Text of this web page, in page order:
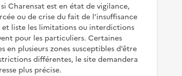
Charensat est en état de vigilance,
ou de crise du fait de l’insuffisance
et liste les limitations ou interdictions
pour les particuliers. Certaines
en plusieurs zones susceptibles d’être
différentes, le site demandera
plus précise.